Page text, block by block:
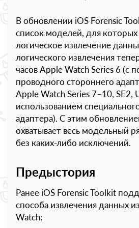
В обновлении iOS Forensic
список моделей, для
логическое извлечение
логического извлечения
часов Apple Watch Series 6 (с
проводного стороннего
Apple Watch Series 7–10, SE2,
использованием
адаптера). С этим
охватывает весь модельный
без каких-либо исключений.
Предыстория
Ранее iOS Forensic Toolkit
способа извлечения данных
Watch: